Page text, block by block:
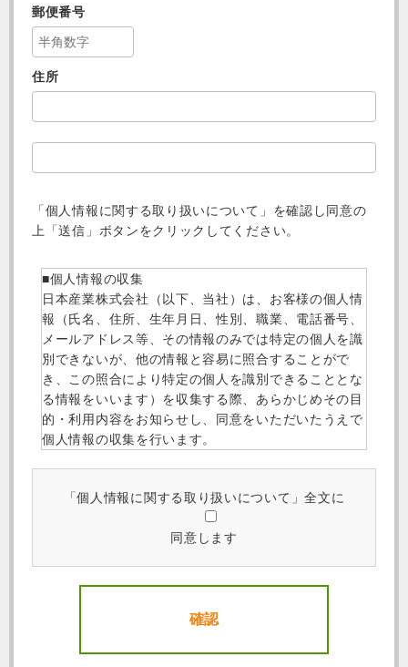
郵便番号
住所
「個人情報に関する取り扱いについて」を確認し同意の
上「送信」ボタンをクリックしてください。
■個人情報の収集
日本産業株式会社（以下、当社）は、お客様の個人情
報（氏名、住所、生年月日、性別、職業、電話番号、
メールアドレス等、その情報のみでは特定の個人を識
別できないが、他の情報と容易に照合することがで
き、この照合により特定の個人を識別できることとな
る情報をいいます）を収集する際、あらかじめその目
的・利用内容をお知らせし、同意をいただいたうえで
個人情報の収集を行います。
任者を配置し、適切かつ安全な管理を行っておりま
す。個人情報への不正アクセス、紛失、破壊、改ざん
および漏洩などに関し、予防措置を講じるとともに、
当社でご登録いただいた個人情報は、以下の目的で使
「個人情報に関する取り扱いについて」全文に
同意します